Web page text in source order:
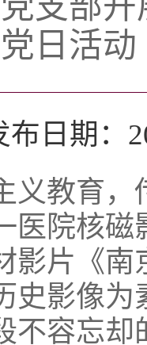
日活动
日期：
义教育
医院核
影片《
史影像
不容忘